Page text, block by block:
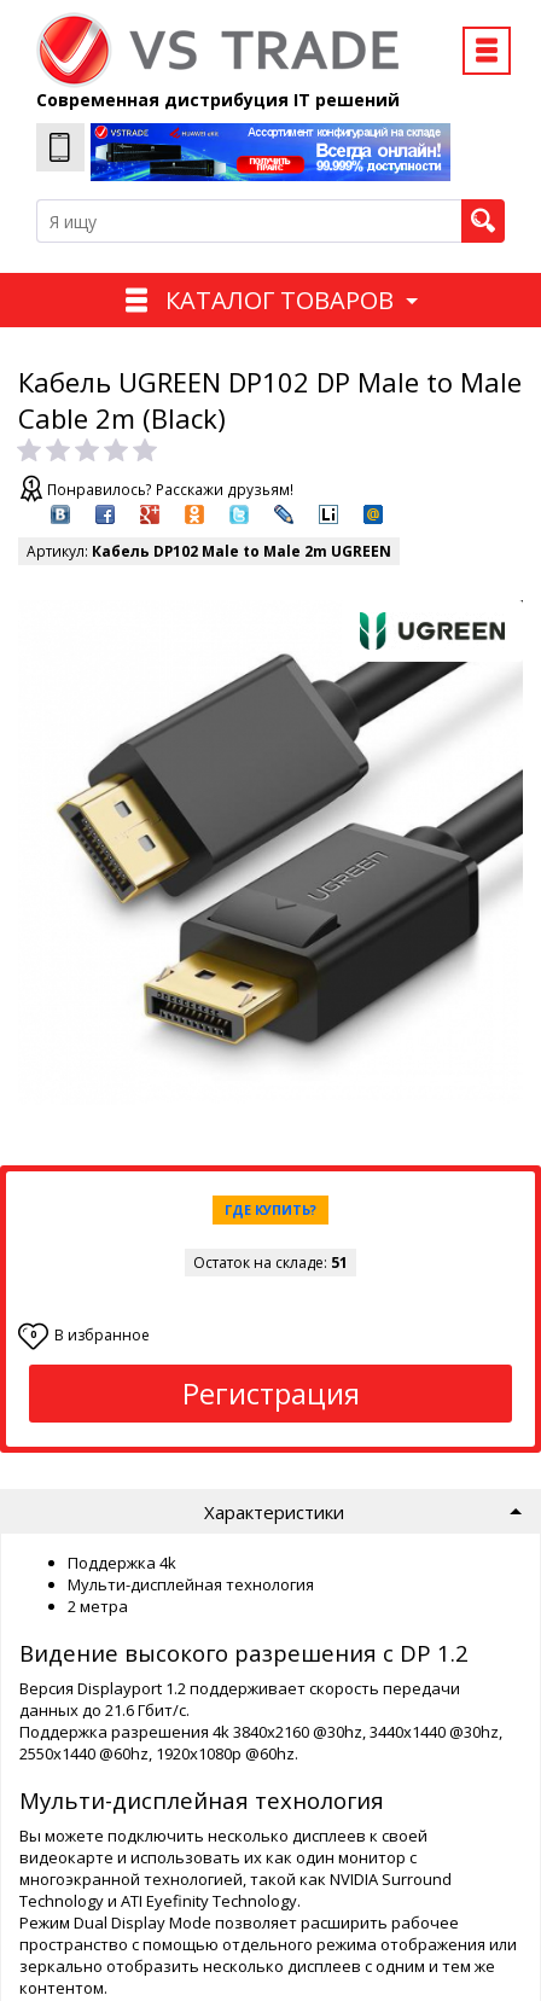
Современная дистрибуция IT решений
КАТАЛОГ ТОВАРОВ
Кабель UGREEN DP102 DP Male to Male
Cable 2m (Black)
Понравилось? Расскажи друзьям!
Артикул: Кабель DP102 Male to Male 2m UGREEN
ГДЕ КУПИТЬ?
Остаток на складе: 51
0 В избранное
Регистрация
Характеристики
Поддержка 4k
Мульти-дисплейная технология
2 метра
Видение высокого разрешения с DP 1.2
Версия Displayport 1.2 поддерживает скорость передачи
данных до 21.6 Гбит/с.
Поддержка разрешения 4k 3840x2160 @30hz, 3440x1440 @30hz,
2550x1440 @60hz, 1920x1080p @60hz.
Мульти-дисплейная технология
Вы можете подключить несколько дисплеев к своей
видеокарте и использовать их как один монитор с
многоэкранной технологией, такой как NVIDIA Surround
Technology и ATI Eyefinity Technology.
Режим Dual Display Mode позволяет расширить рабочее
пространство с помощью отдельного режима отображения или
зеркально отобразить несколько дисплеев с одним и тем же
контентом.